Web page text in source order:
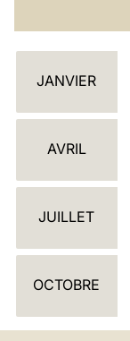
C
L
D
I
JANVIER
AVRIL
JUILLET
OCTOBRE